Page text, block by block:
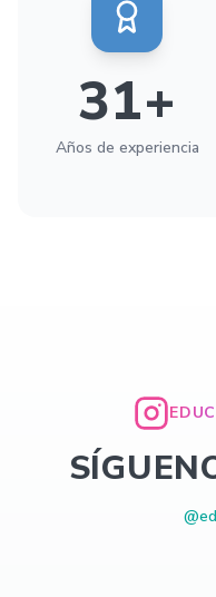
31+
Años de experiencia
@